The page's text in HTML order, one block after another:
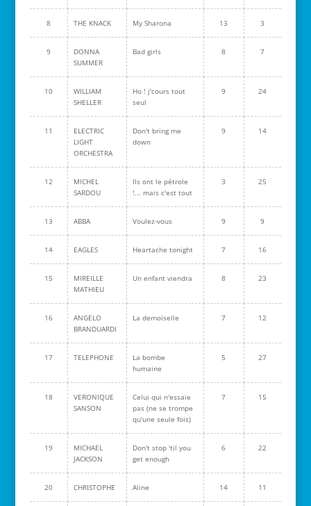
8 THE KNACK My Sharona 13 3
9
DONNA
SUMMER
Bad girls 8 7
10
WILLIAM
SHELLER
Ho ! j'cours tout
seul
9 24
11
ELECTRIC
LIGHT
ORCHESTRA
Don't bring me
down
9 14
12
MICHEL
SARDOU
Ils ont le pétrole
!... mais c'est tout
3 25
13 ABBA Voulez-vous 9 9
14 EAGLES Heartache tonight 7 16
15
MIREILLE
MATHIEU
Un enfant viendra 8 23
16
ANGELO
BRANDUARDI
La demoiselle 7 12
17 TELEPHONE
La bombe
humaine
5 27
18
VERONIQUE
SANSON
Celui qui n'essaie
pas (ne se trompe
qu'une seule fois)
7 15
19
MICHAEL
JACKSON
Don't stop 'til you
get enough
6 22
20 CHRISTOPHE Aline 14 11